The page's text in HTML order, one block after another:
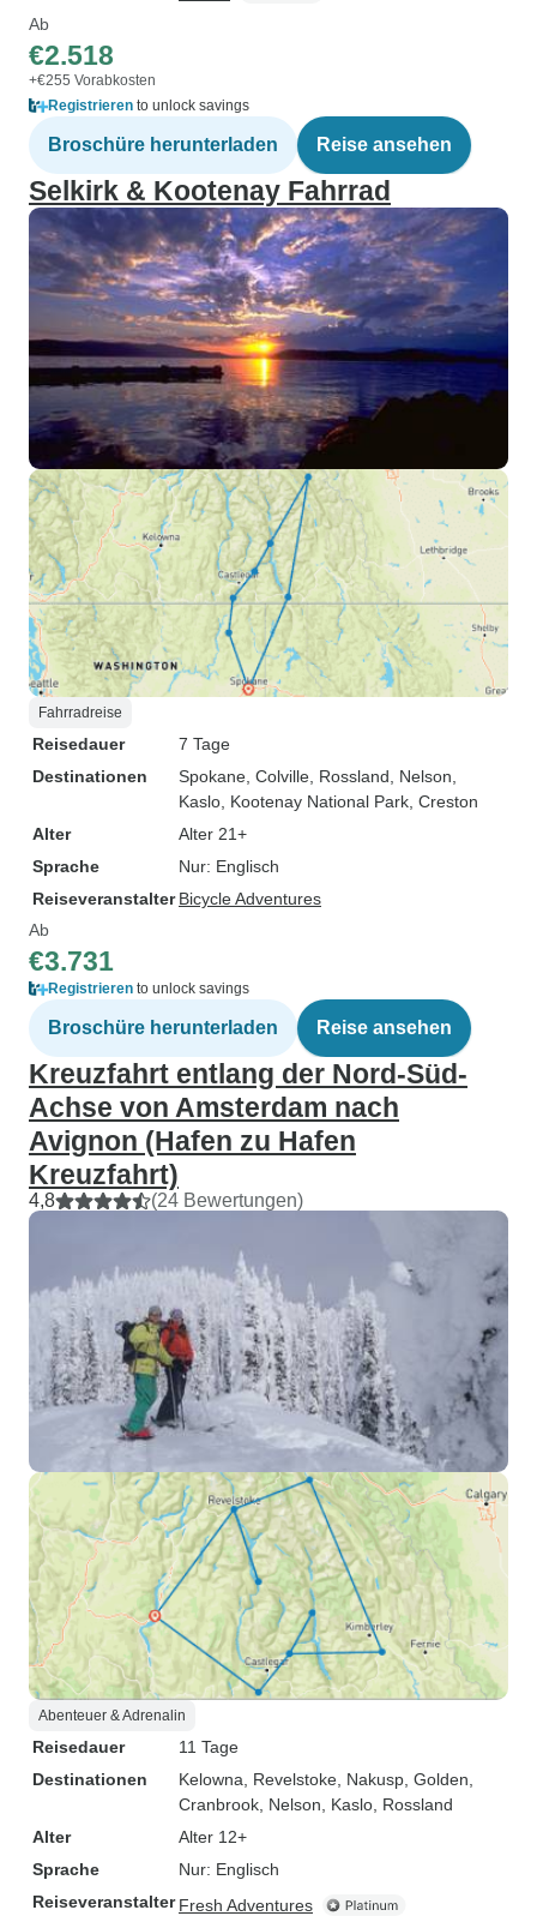
Ab
€2.518
+€255 Vorabkosten
Registrieren to unlock savings
Broschüre herunterladen Reise ansehen
Selkirk & Kootenay Fahrrad
Fahrradreise
Reisedauer
7 Tage
Destinationen
Spokane , Colville , Rossland , Nelson
Kaslo , Kootenay National Park , Creston
Alter
Alter 21+
Sprache
Nur: Englisch
Reiseveranstalter Bicycle Adventures
Ab
€3.731
Registrieren to unlock savings
Broschüre herunterladen Reise ansehen
Kreuzfahrt entlang der Nord-Süd-
Achse von Amsterdam nach
Avignon (Hafen zu Hafen
Kreuzfahrt)
4,8 (24 Bewertungen)
Abenteuer & Adrenalin
Reisedauer
11 Tage
Destinationen
Kelowna , Revelstoke , Nakusp , Golden
Cranbrook , Nelson , Kaslo , Rossland
Alter
Alter 12+
Sprache
Nur: Englisch
Reiseveranstalter Fresh Adventures